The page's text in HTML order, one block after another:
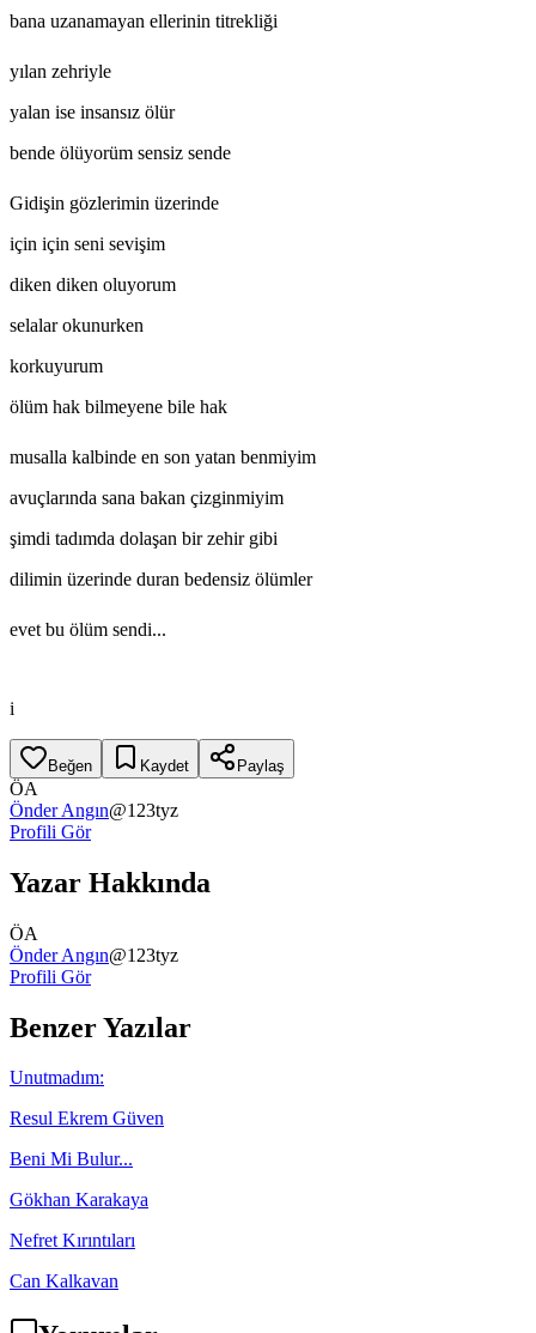
bana uzanamayan ellerinin titrekliği
yılan zehriyle
yalan ise insansız ölür
bende ölüyorüm sensiz sende
Gidişin gözlerimin üzerinde
için için seni sevişim
diken diken oluyorum
selalar okunurken
korkuyurum
ölüm hak bilmeyene bile hak
musalla kalbinde en son yatan benmiyim
avuçlarında sana bakan çizginmiyim
şimdi tadımda dolaşan bir zehir gibi
dilimin üzerinde duran bedensiz ölümler
evet bu ölüm sendi...
i
Beğen Kaydet Paylaş
ÖA
Önder Angın@123tyz
Profili Gör
Yazar Hakkında
ÖA
Önder Angın@123tyz
Profili Gör
Benzer Yazılar
Unutmadım:
Resul Ekrem Güven
Beni Mi Bulur...
Gökhan Karakaya
Nefret Kırıntıları
Can Kalkavan